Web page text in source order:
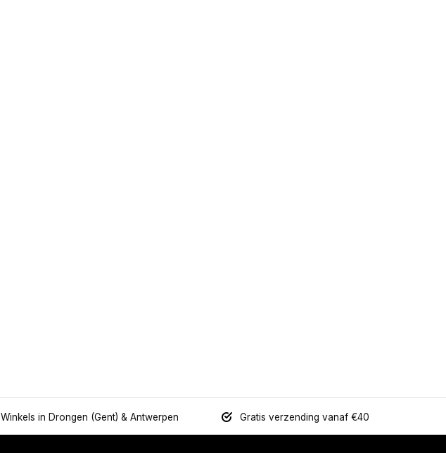
Winkels in Drongen (Gent) & Antwerpen Gratis verzending vanaf €40